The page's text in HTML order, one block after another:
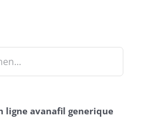
ligne avanafil generique